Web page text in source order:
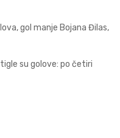
gol manje Bojana Đilas,
su golove: po četiri